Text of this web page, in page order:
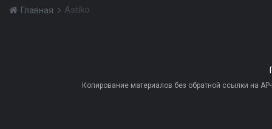
Главная Astiko
Копирование материалов без обратной ссылки на